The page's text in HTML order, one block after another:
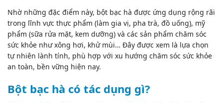
Nhờ những đặc điểm này, bột bạc hà được ứng dụng rộng rãi
trong lĩnh vực thực phẩm (làm gia vị, pha trà, đồ uống), mỹ
phẩm (sữa rửa mặt, kem dưỡng) và các sản phẩm chăm sóc
sức khỏe như xông hơi, khử mùi… Đây được xem là lựa chọn
tự nhiên lành tính, phù hợp với xu hướng chăm sóc sức khỏe
an toàn, bền vững hiện nay.
Bột bạc hà có tác dụng gì?